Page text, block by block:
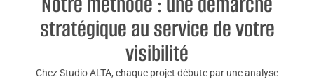
stratégique au service de votre
visibilité
Chez Studio ALTA, chaque projet débute par une analyse